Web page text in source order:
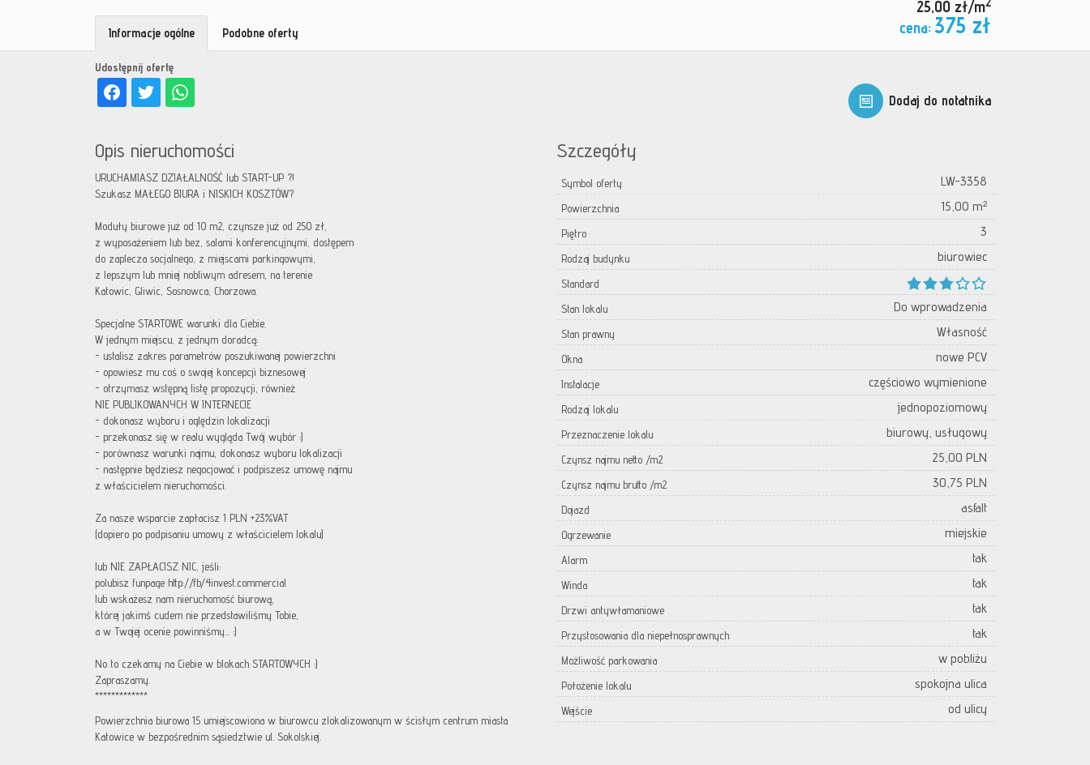
25,00 zł/m
cena: 375 zł
Dodaj do notatnika
Udostępnij ofertę
Informacje ogólne Podobne oferty
Opis nieruchomości
URUCHAMIASZ DZIAŁALNOŚĆ lub START-UP ?!
Szukasz MAŁEGO BIURA i NISKICH KOSZTÓW?
Moduły biurowe już od 10 m2, czynsze już od 250 zł,
z wyposażeniem lub bez, salami konferencyjnymi, dostępem
do zaplecza socjalnego, z miejscami parkingowymi,
z lepszym lub mniej nobliwym adresem, na terenie
Katowic, Gliwic, Sosnowca, Chorzowa.
Specjalne STARTOWE warunki dla Ciebie.
W jednym miejscu, z jednym doradcą:
- ustalisz zakres parametrów poszukiwanej powierzchni
- opowiesz mu coś o swojej koncepcji biznesowej
- otrzymasz wstępną listę propozycji, również
NIE PUBLIKOWANYCH W INTERNECIE
- dokonasz wyboru i oględzin lokalizacji
- przekonasz się w realu wygląda Twój wybór :)
- porównasz warunki najmu, dokonasz wyboru lokalizacji
- następnie będziesz negocjować i podpiszesz umowę najmu
z właścicielem nieruchomości.
Za nasze wsparcie zapłacisz 1 PLN +23%VAT
(dopiero po podpisaniu umowy z właścicielem lokalu)
lub NIE ZAPŁACISZ NIC, jeśli:
polubisz funpage http://fb/4invest.commercial
lub wskażesz nam nieruchomość biurową,
której jakimś cudem nie przedstawiliśmy Tobie,
a w Twojej ocenie powinniśmy... :)
No to czekamy na Ciebie w blokach STARTOWYCH :)
Zapraszamy.
*************
Powierzchnia biurowa 15 umiejscowiona w biurowcu zlokalizowanym w ścisłym centrum miasta
Katowice w bezpośrednim sąsiedztwie ul. Sokolskiej.
Szczegóły
Symbol oferty LW-3358
Powierzchnia 15,00 m²
Piętro 3
Rodzaj budynku biurowiec
Standard
Stan lokalu
Do wprowadzenia
Stan prawny Własność
Okna nowe PCV
Instalacje częściowo wymienione
Rodzaj lokalu jednopoziomowy
Przeznaczenie lokalu biurowy, usługowy
Czynsz najmu netto /m2 25,00 PLN
Czynsz najmu brutto /m2 30,75 PLN
Dojazd asfalt
Ogrzewanie miejskie
Alarm tak
Winda tak
Drzwi antywłamaniowe tak
Przystosowania dla niepełnosprawnych tak
Możliwość parkowania w pobliżu
Położenie lokalu spokojna ulica
Wejście od ulicy